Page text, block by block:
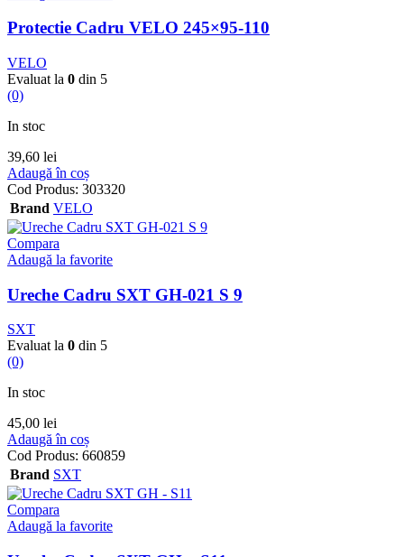
Protectie Cadru VELO 245×95-110
VELO
Evaluat la 0 din 5
(0)
In stoc
39,60 lei
Adaugă în coș
Cod Produs: 303320
Brand VELO
Compara
Adaugă la favorite
Ureche Cadru SXT GH-021 S 9
SXT
Evaluat la 0 din 5
(0)
In stoc
45,00 lei
Adaugă în coș
Cod Produs: 660859
Brand SXT
Compara
Adaugă la favorite